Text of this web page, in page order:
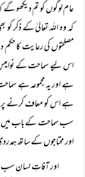
عام لوگوں کو تم دیکھو
کہ وہ اللہ تعالیٰ کے ذکر
مصلحتوں کی رعایت کا
اس لیے سماحت کے
ہے اور یہ مجموعہ ہے سماحت
ہے اس کو معاف کرنے پر،
سب سماحت کے باب میں
اور محتاجوں کے ساتھ
اور آفاتِ لسان سب